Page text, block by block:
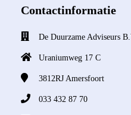
Contactinformatie
De Duurzame Adviseurs
Uraniumweg 17 C
3812RJ Amersfoort
033 432 87 70